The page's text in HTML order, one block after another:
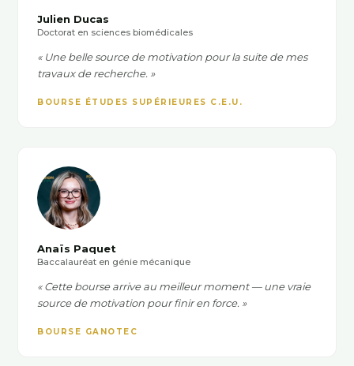
Julien Ducas
Doctorat en sciences biomédicales
« Une belle source de motivation pour la suite de mes
travaux de recherche. »
BOURSE ÉTUDES SUPÉRIEURES C.E.U.
Anaïs Paquet
Baccalauréat en génie mécanique
« Cette bourse arrive au meilleur moment — une vraie
source de motivation pour finir en force. »
BOURSE GANOTEC